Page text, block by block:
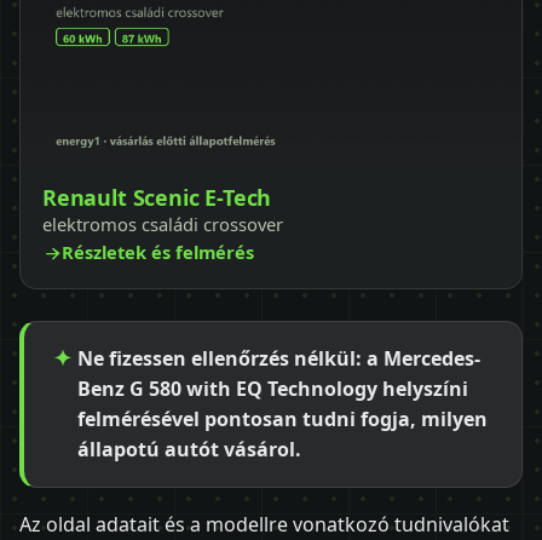
Renault Scenic E-Tech
elektromos családi crossover
Részletek és felmérés
Ne fizessen ellenőrzés nélkül: a Mercedes-
Benz G 580 with EQ Technology helyszíni
felmérésével pontosan tudni fogja, milyen
állapotú autót vásárol.
Az oldal adatait és a modellre vonatkozó tudnivalókat